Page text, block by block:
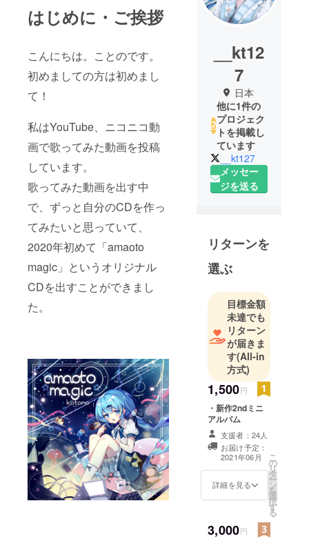
はじめに・ご挨拶
こんにちは。ことのです。
初めましての方は初めまし
て！
私はYouTube、ニコニコ動
画で歌ってみた動画を投稿
しています。
歌ってみた動画を出す中
で、ずっと自分のCDを作っ
てみたいと思っていて、
2020年初めて「amaoto
magic」というオリジナル
CDを出すことができまし
た。
__kt12
7
日本
他に1件の
プロジェク
トを掲載し
ています
__kt127
メッセー
ジを送る
リターンを
選ぶ
目標金額
未達でも
リターン
が届きま
す(All-in
方式)
1,500円
・新作2ndミニ
アルバム
支援者：24人
お届け予定：
2021年06月
詳細を見る
こ
の
リ
タ
ー
ン
を
選
択
す
る
3,000円